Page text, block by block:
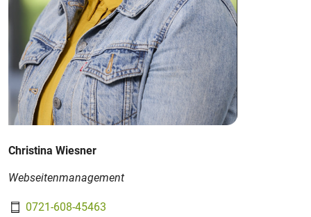
Christina Wiesner
Webseitenmanagement
0721-608-45463